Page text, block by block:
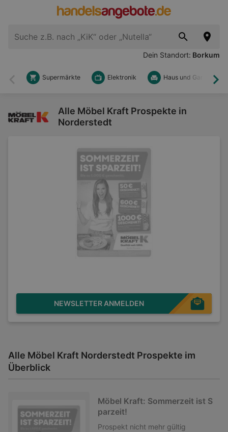
Dein Standort: Borkum
Zurück
Supermärkte Elektronik Haus und Garten
Alle Möbel Kraft Prospekte in
Norderstedt
NEWSLETTER ANMELDEN
Alle Möbel Kraft Norderstedt Prospekte im
Überblick
Möbel Kraft: Sommerzeit ist S
parzeit!
Prospekt nicht mehr gültig